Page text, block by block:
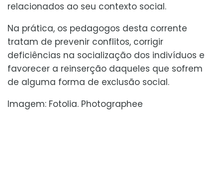
relacionados ao seu contexto social.
Na prática, os pedagogos desta corrente
tratam de prevenir conflitos, corrigir
deficiências na socialização dos indivíduos e
favorecer a reinserção daqueles que sofrem
de alguma forma de exclusão social.
Imagem: Fotolia. Photographee